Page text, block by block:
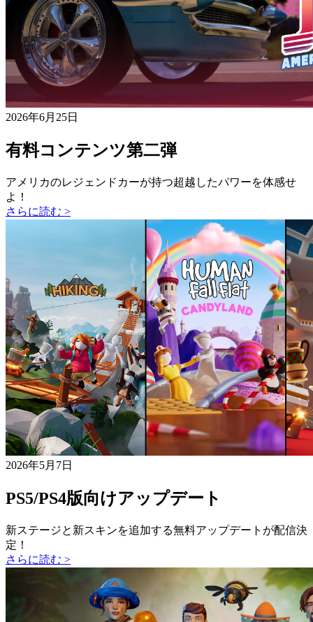
2026年6月25日
有料コンテンツ第二弾
アメリカのレジェンドカーが持つ超越したパワーを体感せ
よ！
さらに読む >
2026年5月7日
PS5/PS4版向けアップデート
新ステージと新スキンを追加する無料アップデートが配信決
定！
さらに読む >